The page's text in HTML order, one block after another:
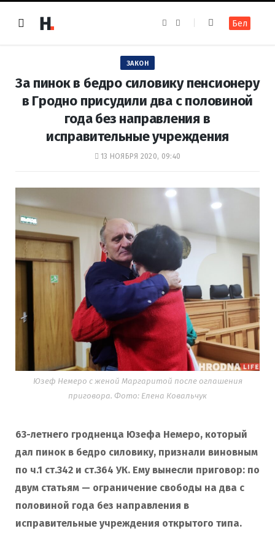
e
k
t
a
m
Бел
ЗАКОН
За пинок в бедро силовику пенсионеру
в Гродно присудили два с половиной
года без направления в
исправительные учреждения
13 НОЯБРЯ 2020, 09:40
Юзеф Немеро с женой Маргаритой после оглашения
приговора. Фото: Елена Ковальчук
63-летнего гродненца Юзефа Немеро, который
дал пинок в бедро силовику, признали виновным
по ч.1 ст.342 и ст.364 УК. Ему вынесли приговор: по
двум статьям — ограничение свободы на два с
половиной года без направления в
исправительные учреждения открытого типа.